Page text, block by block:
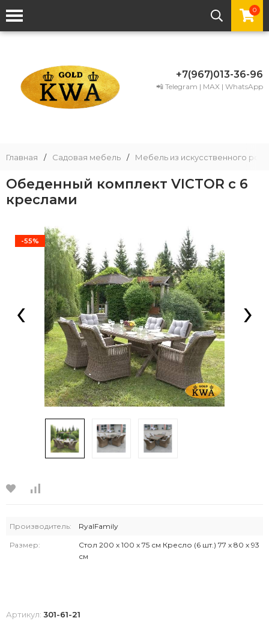
0
+7(967)013-36-96
📲 Telegram | MAX | WhatsApp
Главная / Садовая мебель / Мебель из искусственного
Обеденный комплект VICTOR с 6
креслами
-55%
‹ ›
Производитель: RyalFamily
Размер:
Стол 200 х 100 х 75 см Кресло (6 шт.) 77 х 80 х 93
см
Артикул: 301-61-21